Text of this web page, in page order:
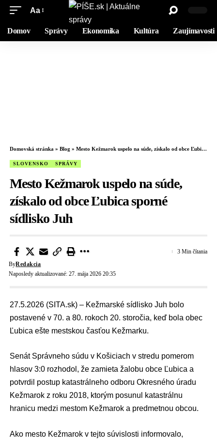
Aa
Domov Správy Ekonomika Kultúra Zaujímavosti
Domovská stránka » Blog » Mesto Kežmarok uspelo na súde, získalo od obce Ľubica sporné sídlisko Juh
SLOVENSKO SPRÁVY
Mesto Kežmarok uspelo na súde,
získalo od obce Ľubica sporné
sídlisko Juh
Naposledy aktualizované: 27. mája 2026 20:35
ByRedakcia
3 Min čítania
27.5.2026 (SITA.sk) – Kežmarské sídlisko Juh bolo
postavené v 70. a 80. rokoch 20. storočia, keď bola obec
Ľubica ešte mestskou časťou Kežmarku.
Senát Správneho súdu v Košiciach v stredu pomerom
hlasov 3:0 rozhodol, že zamieta žalobu obce Ľubica a
potvrdil postup katastrálneho odboru Okresného úradu
Kežmarok z roku 2018, ktorým posunul katastrálnu
hranicu medzi mestom Kežmarok a predmetnou obcou.
Ako mesto Kežmarok v tejto súvislosti informovalo,